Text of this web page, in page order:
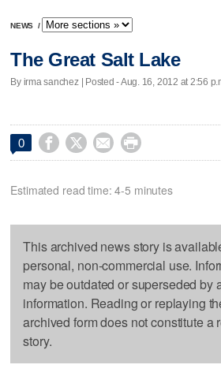
NEWS /
The Great Salt Lake
By irma sanchez | Posted - Aug. 16, 2012 at 2:56
0    
Estimated read time: 4-5 minutes
This archived news story is
personal, non-commercial use.
may be outdated or superseded by
information. Reading or replaying
archived form does not constitute a
story.